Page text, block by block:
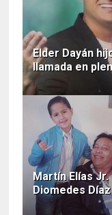
Elder Dayán
llamada en
Martín Elías
Diomedes